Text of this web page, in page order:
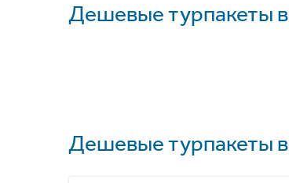
Дешевые турпакеты в
Дешевые турпакеты в